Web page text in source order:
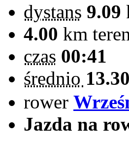
dystans 9.09
4.00 km
czas 00:41
średnio 13.30
rower
Jazda na